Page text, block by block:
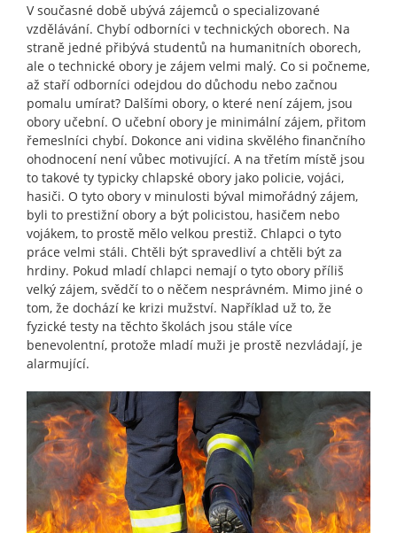
V současné době ubývá zájemců o specializované
vzdělávání. Chybí odborníci v technických oborech. Na
straně jedné přibývá studentů na humanitních oborech,
ale o technické obory je zájem velmi malý. Co si počneme,
až staří odborníci odejdou do důchodu nebo začnou
pomalu umírat? Dalšími obory, o které není zájem, jsou
obory učební. O učební obory je minimální zájem, přitom
řemeslníci chybí. Dokonce ani vidina skvělého finančního
ohodnocení není vůbec motivující. A na třetím místě jsou
to takové ty typicky chlapské obory jako policie, vojáci,
hasiči. O tyto obory v minulosti býval mimořádný zájem,
byli to prestižní obory a být policistou, hasičem nebo
vojákem, to prostě mělo velkou prestiž. Chlapci o tyto
práce velmi stáli. Chtěli být spravedliví a chtěli být za
hrdiny. Pokud mladí chlapci nemají o tyto obory příliš
velký zájem, svědčí to o něčem nesprávném. Mimo jiné o
tom, že dochází ke krizi mužství. Například už to, že
fyzické testy na těchto školách jsou stále více
benevolentní, protože mladí muži je prostě nezvládají, je
alarmující.